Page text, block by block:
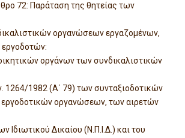
72: Παράταση της θητείας των
οργανώσεων εργαζομένων,
εργοδοτών:
οργάνων των συνδικαλιστικών
1264/1982 (Α΄ 79) των συνταξιοδοτικών
οργανώσεων, των αιρετών
Δικαίου (Ν.Π.Ι.Δ.) και του